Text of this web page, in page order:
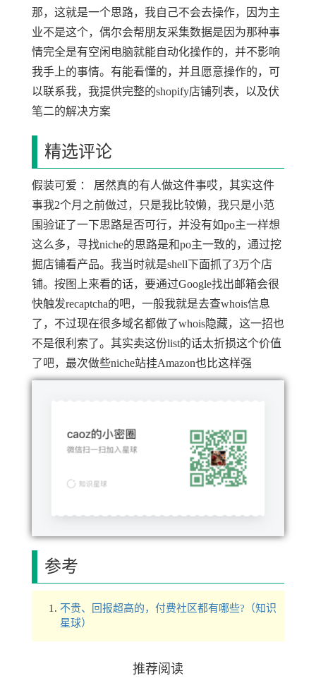
那，这就是一个思路，我自己不会去操作，因为主
业不是这个，偶尔会帮朋友采集数据是因为那种事
情完全是有空闲电脑就能自动化操作的，并不影响
我手上的事情。有能看懂的，并且愿意操作的，可
以联系我，我提供完整的shopify店铺列表，以及伏
笔二的解决方案
精选评论
假装可爱 ： 居然真的有人做这件事哎，其实这件
事我2个月之前做过，只是我比较懒，我只是小范
围验证了一下思路是否可行，并没有如po主一样想
这么多，寻找niche的思路是和po主一致的，通过挖
掘店铺看产品。我当时就是shell下面抓了3万个店
铺。按图上来看的话，要通过Google找出邮箱会很
快触发recaptcha的吧，一般我就是去查whois信息
了，不过现在很多域名都做了whois隐藏，这一招也
不是很利索了。其实卖这份list的话太折损这个价值
了吧，最次做些niche站挂Amazon也比这样强
参考
不贵、回报超高的，付费社区都有哪些?（知识
星球）
推荐阅读